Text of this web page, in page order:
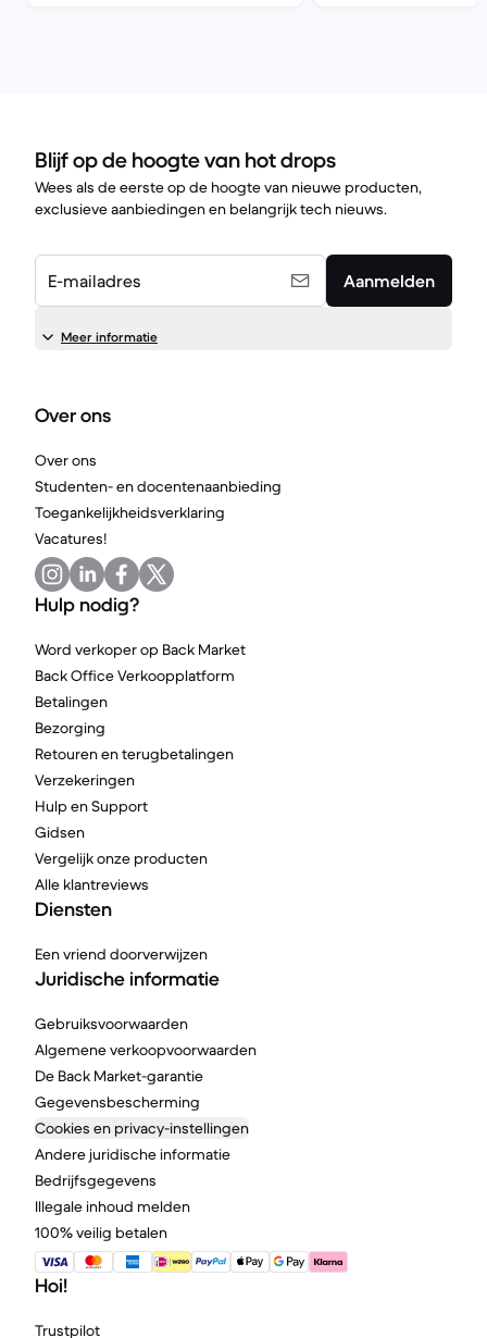
Blijf op de hoogte van hot drops
Wees als de eerste op de hoogte van nieuwe producten,
exclusieve aanbiedingen en belangrijk tech nieuws.
E-mailadres Aanmelden
Meer informatie
Over ons
Over ons
Studenten- en docentenaanbieding
Toegankelijkheidsverklaring
Vacatures!
Hulp nodig?
Word verkoper op Back Market
Back Office Verkoopplatform
Betalingen
Bezorging
Retouren en terugbetalingen
Verzekeringen
Hulp en Support
Gidsen
Vergelijk onze producten
Alle klantreviews
Diensten
Een vriend doorverwijzen
Juridische informatie
Gebruiksvoorwaarden
Algemene verkoopvoorwaarden
De Back Market-garantie
Gegevensbescherming
Cookies en privacy-instellingen
Andere juridische informatie
Bedrijfsgegevens
Illegale inhoud melden
100% veilig betalen
Hoi!
Trustpilot